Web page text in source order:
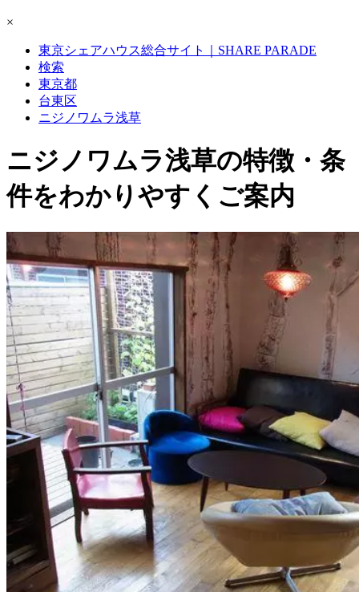
×
東京シェアハウス総合サイト｜SHARE PARADE
検索
東京都
台東区
ニジノワムラ浅草
ニジノワムラ浅草の特徴・条
件をわかりやすくご案内